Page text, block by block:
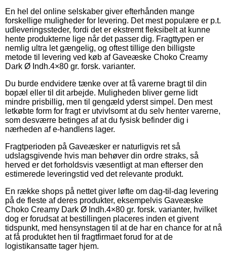
En hel del online selskaber giver efterhånden mange
forskellige muligheder for levering. Det mest populære er p.t.
udleveringssteder, fordi det er ekstremt fleksibelt at kunne
hente produkterne lige når det passer dig. Fragttypen er
nemlig ultra let gængelig, og oftest tillige den billigste
metode til levering ved køb af Gaveæske Choko Creamy
Dark Ø Indh.4×80 gr. forsk. varianter.
Du burde endvidere tænke over at få varerne bragt til din
bopæl eller til dit arbejde. Muligheden bliver gerne lidt
mindre prisbillig, men til gengæld yderst simpel. Den mest
letkøbte form for fragt er utvivlsomt at du selv henter varerne,
som desværre betinges af at du fysisk befinder dig i
nærheden af e-handlens lager.
Fragtperioden på Gaveæsker er naturligvis ret så
udslagsgivende hvis man behøver din ordre straks, så
herved er det forholdsvis væsentligt at man efterser den
estimerede leveringstid ved det relevante produkt.
En række shops på nettet giver løfte om dag-til-dag levering
på de fleste af deres produkter, eksempelvis Gaveæske
Choko Creamy Dark Ø Indh.4×80 gr. forsk. varianter, hvilket
dog er forudsat at bestillingen placeres inden et givent
tidspunkt, med hensynstagen til at de har en chance for at nå
at få produktet hen til fragtfirmaet forud for at de
logistikansatte tager hjem.